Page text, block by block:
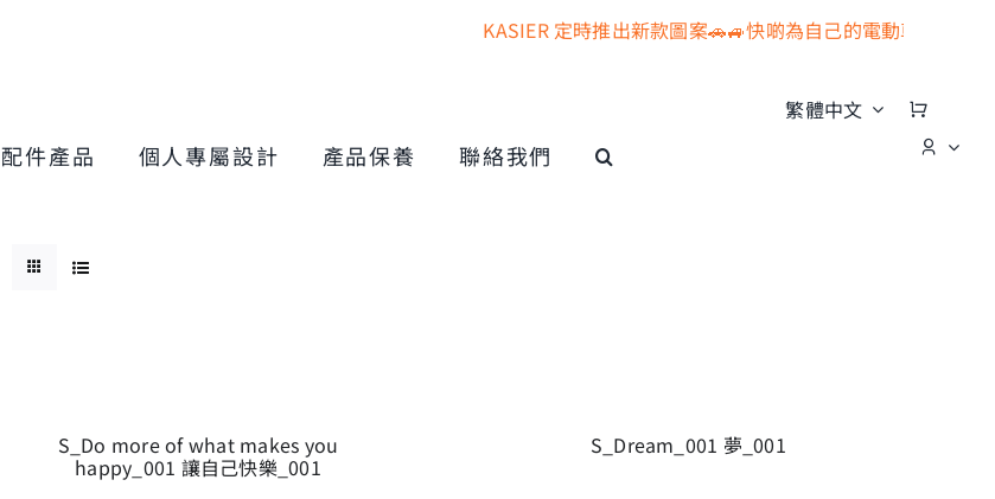
KASIER 定時推出新款圖案🚗🚙快啲為自己的電動車充電器加
配件產品 個人專屬設計 產品保養 聯絡我們
繁體中文
S_Do more of what makes you
happy_001 讓自己快樂_001
S_Dream_001 夢_001